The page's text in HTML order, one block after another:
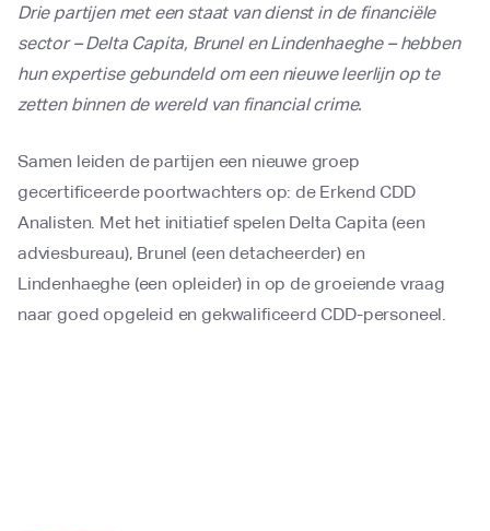
Drie partijen met een staat van dienst in de financiële
sector – Delta Capita, Brunel en Lindenhaeghe – hebben
hun expertise gebundeld om een nieuwe leerlijn op te
zetten binnen de wereld van financial crime.
Samen leiden de partijen een nieuwe groep
gecertificeerde poortwachters op: de Erkend CDD
Analisten. Met het initiatief spelen Delta Capita (een
adviesbureau), Brunel (een detacheerder) en
Lindenhaeghe (een opleider) in op de groeiende vraag
naar goed opgeleid en gekwalificeerd CDD-personeel.